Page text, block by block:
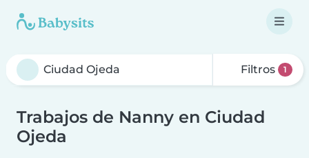
Filtros 1
Trabajos de Nanny en Ciudad
Ojeda